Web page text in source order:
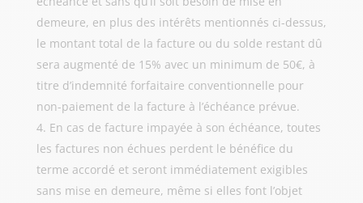
demeure, en plus des intérêts mentionnés ci-dessus,
le montant total de la facture ou du solde restant dû
sera augmenté de 15% avec un minimum de 50€, à
titre d’indemnité forfaitaire conventionnelle pour
non-paiement de la facture à l’échéance prévue.
En cas de facture impayée à son échéance, toutes
les factures non échues perdent le bénéfice du
terme accordé et seront immédiatement exigibles
sans mise en demeure, même si elles font l’objet